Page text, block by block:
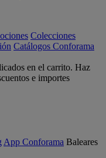
Colecciones
Catálogos Conforama
en el carrito. Haz
e importes
App Conforama Baleares